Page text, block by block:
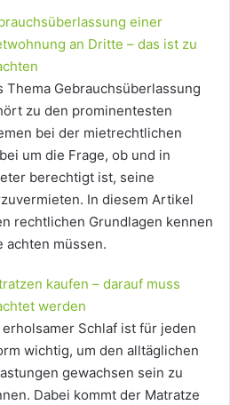
einer
an Dritte – das ist zu
Thema Gebrauchsüberlassung
zu den prominentesten
bei der mietrechtlichen
um die Frage, ob und in
berechtigt ist, seine
In diesem Artikel
rechtlichen Grundlagen kennen
achten müssen.
kaufen – darauf muss
werden
erholsamer Schlaf ist für jeden
wichtig, um den alltäglichen
gewachsen sein zu
Dabei kommt der Matratze